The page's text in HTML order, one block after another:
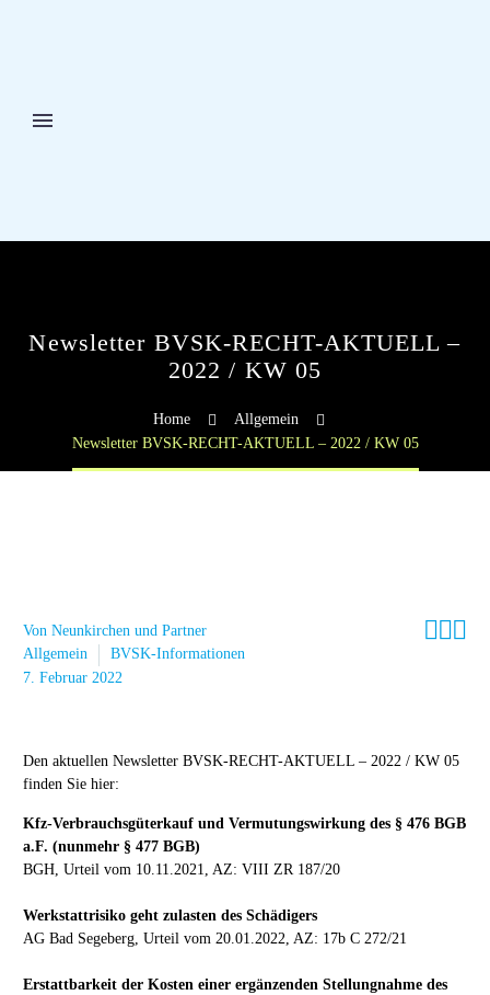
Newsletter BVSK-RECHT-AKTUELL –
2022 / KW 05
Home
Allgemein
Newsletter BVSK-RECHT-AKTUELL – 2022 / KW 05

Von Neunkirchen und Partner
Allgemein
BVSK-Informationen
7. Februar 2022
Den aktuellen Newsletter BVSK-RECHT-AKTUELL – 2022 / KW 05
finden Sie hier:
Kfz-Verbrauchsgüterkauf und Vermutungswirkung des § 476 BGB
a.F. (nunmehr § 477 BGB)
BGH, Urteil vom 10.11.2021, AZ: VIII ZR 187/20
Werkstattrisiko geht zulasten des Schädigers
AG Bad Segeberg, Urteil vom 20.01.2022, AZ: 17b C 272/21
Erstattbarkeit der Kosten einer ergänzenden Stellungnahme des